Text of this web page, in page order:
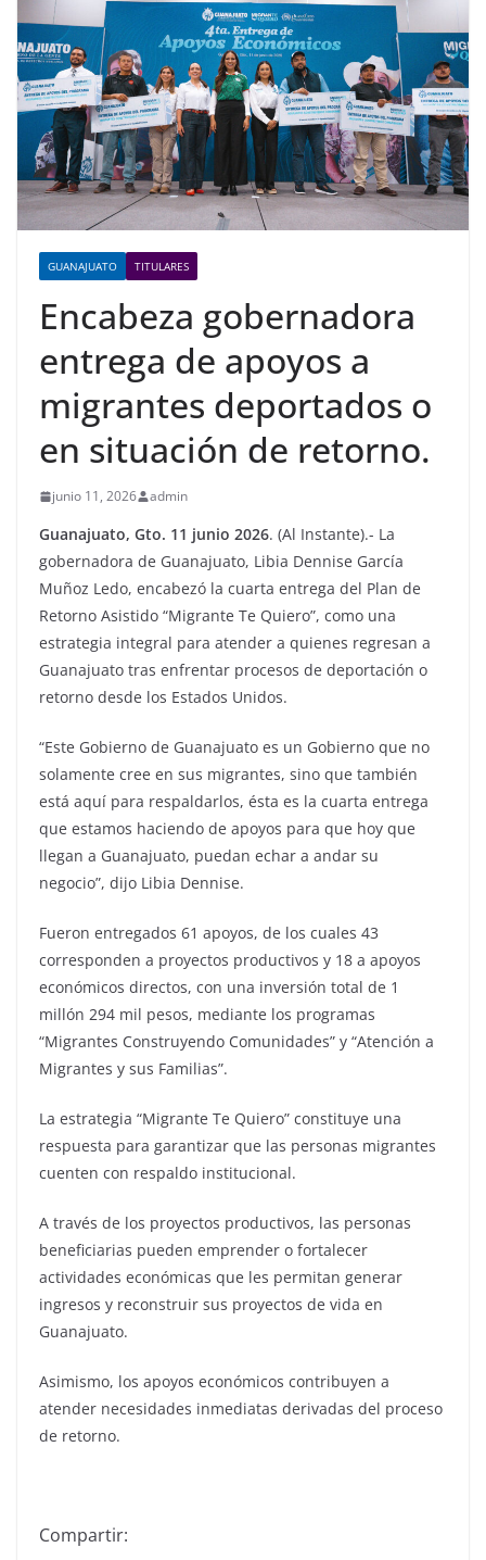
GUANAJUATO TITULARES
Encabeza gobernadora
entrega de apoyos a
migrantes deportados o
en situación de retorno.
junio 11, 2026 admin
Guanajuato, Gto. 11 junio 2026. (Al Instante).- La
gobernadora de Guanajuato, Libia Dennise García
Muñoz Ledo, encabezó la cuarta entrega del Plan de
Retorno Asistido “Migrante Te Quiero”, como una
estrategia integral para atender a quienes regresan a
Guanajuato tras enfrentar procesos de deportación o
retorno desde los Estados Unidos.
“Este Gobierno de Guanajuato es un Gobierno que no
solamente cree en sus migrantes, sino que también
está aquí para respaldarlos, ésta es la cuarta entrega
que estamos haciendo de apoyos para que hoy que
llegan a Guanajuato, puedan echar a andar su
negocio”, dijo Libia Dennise.
Fueron entregados 61 apoyos, de los cuales 43
corresponden a proyectos productivos y 18 a apoyos
económicos directos, con una inversión total de 1
millón 294 mil pesos, mediante los programas
“Migrantes Construyendo Comunidades” y “Atención a
Migrantes y sus Familias”.
La estrategia “Migrante Te Quiero” constituye una
respuesta para garantizar que las personas migrantes
cuenten con respaldo institucional.
A través de los proyectos productivos, las personas
beneficiarias pueden emprender o fortalecer
actividades económicas que les permitan generar
ingresos y reconstruir sus proyectos de vida en
Guanajuato.
Asimismo, los apoyos económicos contribuyen a
atender necesidades inmediatas derivadas del proceso
de retorno.
Compartir: